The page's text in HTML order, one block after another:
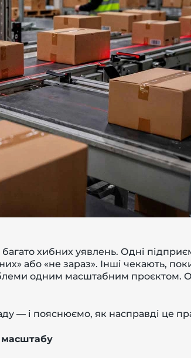
хибних уявлень. Одні
або «не зараз». Інші чекають,
одним масштабним проєктом.
— і пояснюємо, як насправді це
масштабу